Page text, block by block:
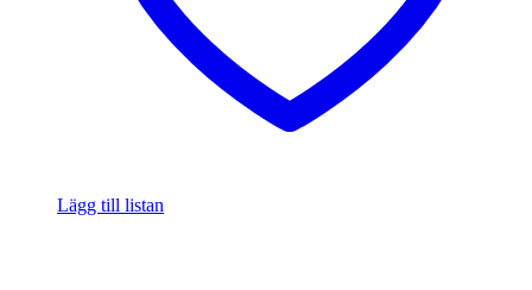
Lägg till listan